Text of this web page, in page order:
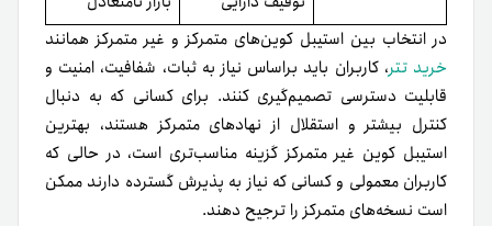
برای‌ خرید و‌ نگهداری‌ امن این‌ کوین‌ها، استفاده از صرافی‌های‌
معتبر و‌ امن اهمیت‌ بالایی دارد. تترلند به‌ عنوان‌ یکی‌ از
پیشروترین پلتفرم‌ها، امکان خرید، فروش و‌ تبادل استیبل‌
کوین‌های‌ غیر‌متمرکز را با کمترین‌ کارمزد و‌ امنیت‌ بالا فراهم کرده
است. با تترلند، کاربران می‌توانند به‌ راحتی سرمایه‌گذاری خود را
مدیریت کنند و از تجربه‌ای سریع و‌ مطمئن بهره‌مند شوند.
سوالات متداول درمورد بهترین استیبل کوین غیر متمرکز